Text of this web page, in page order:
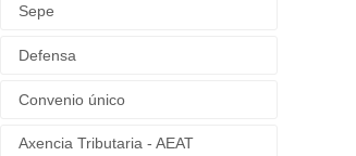
Sepe
Defensa
Convenio único
Axencia Tributaria - AEAT